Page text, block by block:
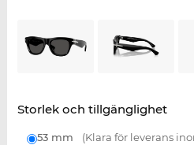
Storlek och tillgänglighet
53 mm (Klara för leverans